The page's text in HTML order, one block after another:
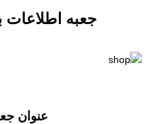
جعبه اطلاعات
عنوان